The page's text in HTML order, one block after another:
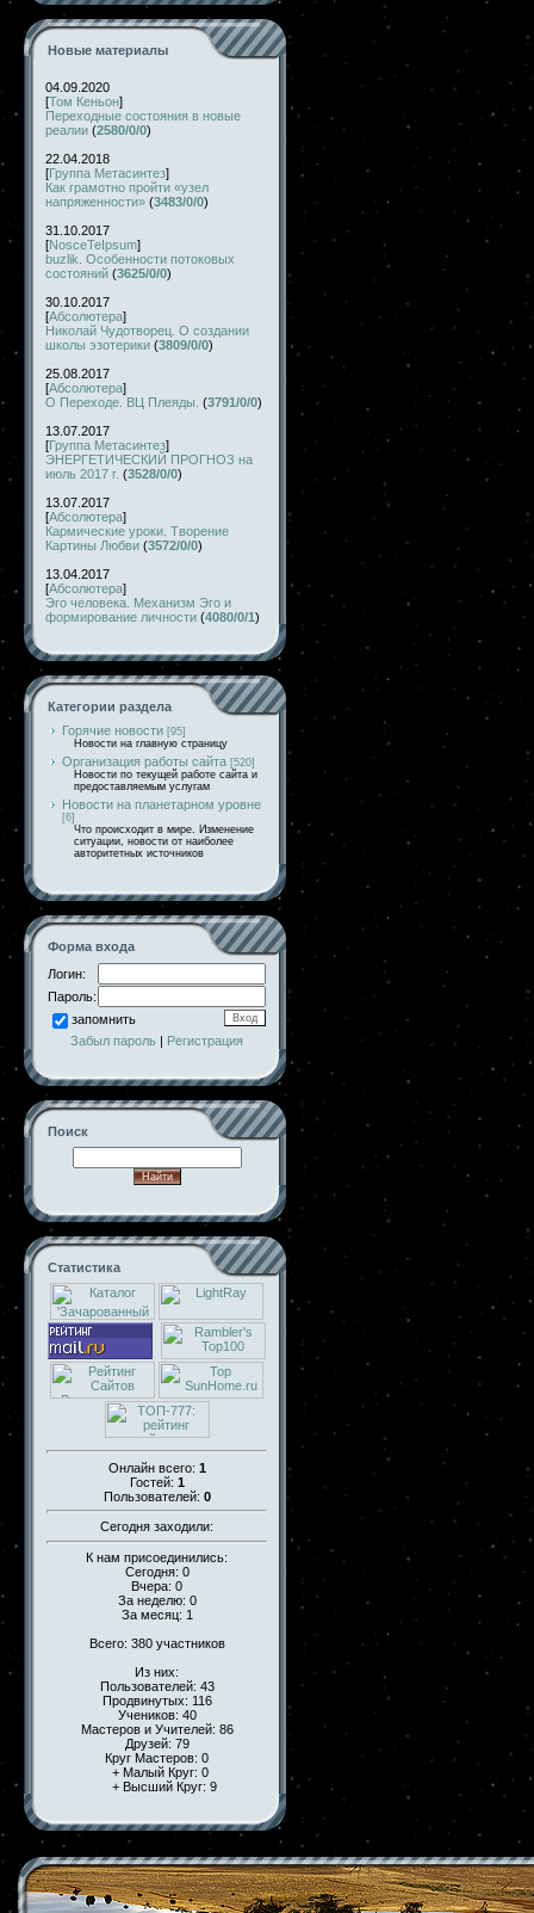
Новые материалы
04.09.2020
[Том Кеньон]
Переходные состояния в новые
реалии (2580/0/0)
22.04.2018
[Группа Метасинтез]
Как грамотно пройти «узел
напряженности» (3483/0/0)
31.10.2017
[NosceTeIpsum]
buzlik. Особенности потоковых
состояний (3625/0/0)
30.10.2017
[Абсолютера]
Николай Чудотворец. О создании
школы эзотерики (3809/0/0)
25.08.2017
[Абсолютера]
О Переходе. ВЦ Плеяды. (3791/0/0)
13.07.2017
[Группа Метасинтез]
ЭНЕРГЕТИЧЕСКИЙ ПРОГНОЗ на
июль 2017 г. (3528/0/0)
13.07.2017
[Абсолютера]
Кармические уроки. Творение
Картины Любви (3572/0/0)
13.04.2017
[Абсолютера]
Эго человека. Механизм Эго и
формирование личности (4080/0/1)
Категории раздела
Горячие новости [95]
Новости на главную страницу
Организация работы сайта [520]
Новости по текущей работе сайта и
предоставляемым услугам
Новости на планетарном уровне
[6]
Что происходит в мире. Изменение
ситуации, новости от наиболее
авторитетных источников
Форма входа
Логин:
Пароль:
запомнить
Забыл пароль | Регистрация
Поиск
Статистика
Онлайн всего: 1
Гостей: 1
Пользователей: 0
Сегодня заходили:
К нам присоединились:
Сегодня: 0
Вчера: 0
За неделю: 0
За месяц: 1
Всего: 380 участников
Из них:
Пользователей: 43
Продвинутых: 116
Учеников: 40
Мастеров и Учителей: 86
Друзей: 79
Круг Мастеров: 0
+ Малый Круг: 0
+ Высший Круг: 9